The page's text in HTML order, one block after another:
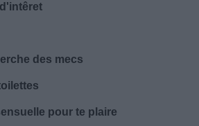
des mecs
pour te plaire